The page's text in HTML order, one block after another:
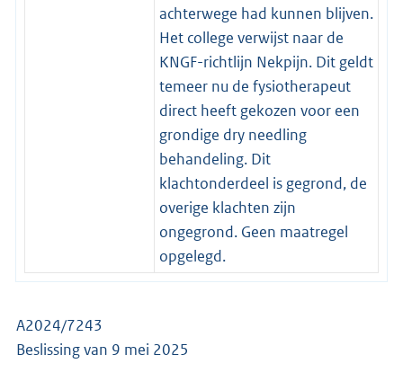
achterwege had kunnen blijven.
Het college verwijst naar de
KNGF-richtlijn Nekpijn. Dit geldt
temeer nu de fysiotherapeut
direct heeft gekozen voor een
grondige dry needling
behandeling. Dit
klachtonderdeel is gegrond, de
overige klachten zijn
ongegrond. Geen maatregel
opgelegd.
A2024/7243
Beslissing van 9 mei 2025